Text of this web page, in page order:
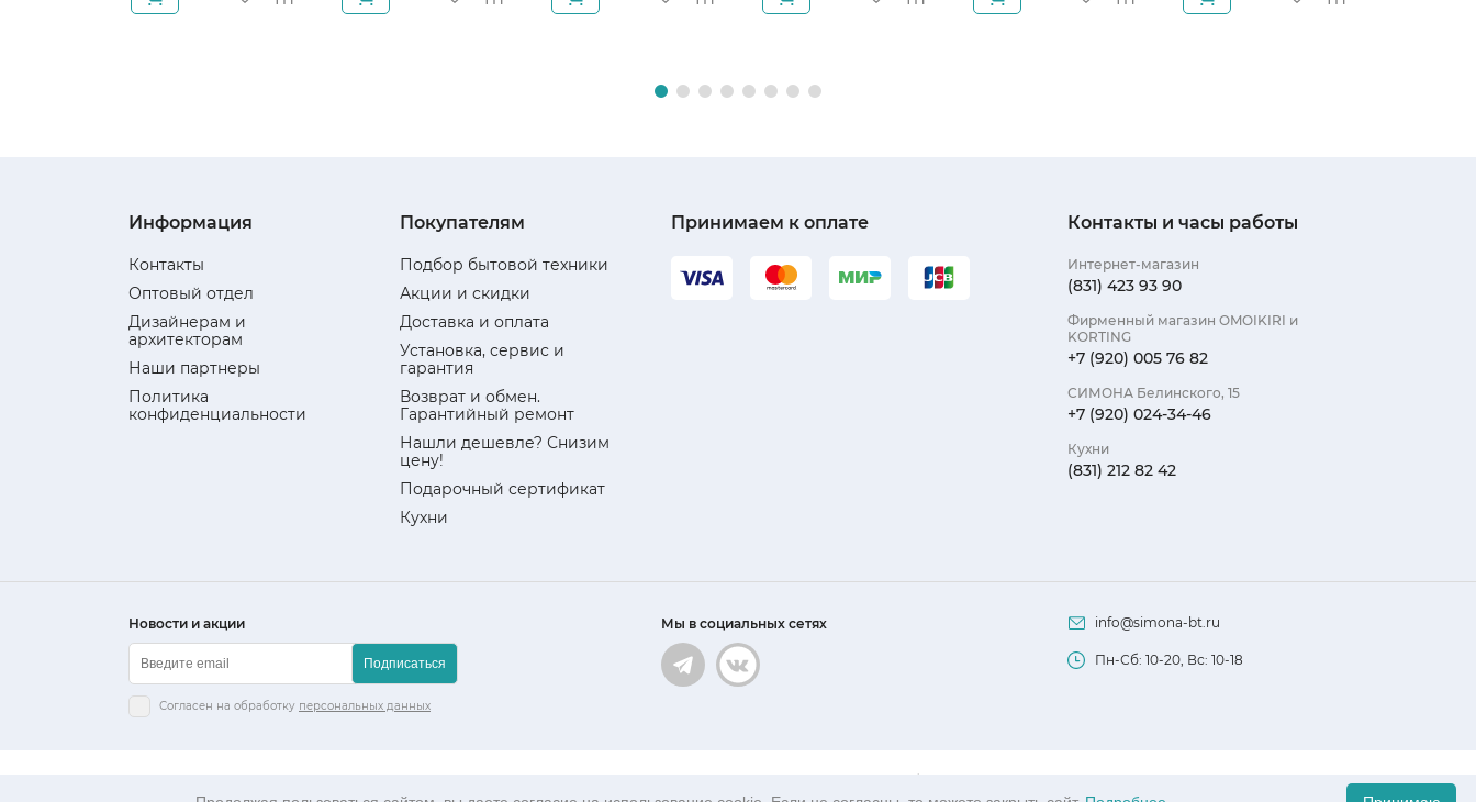
Информация
Контакты
Оптовый отдел
Дизайнерам и
архитекторам
Наши партнеры
Политика
конфиденциальности
Покупателям
Подбор бытовой техники
Акции и скидки
Доставка и оплата
Установка, сервис и
гарантия
Возврат и обмен.
Гарантийный ремонт
Нашли дешевле? Снизим
цену!
Подарочный сертификат
Кухни
Контакты и часы работы
Интернет-магазин
(831) 423 93 90
Фирменный магазин OMOIKIRI и
KORTING
+7 (920) 005 76 82
СИМОНА Белинского, 15
+7 (920) 024-34-46
Кухни
(831) 212 82 42
Принимаем к оплате
Мы в социальных сетях
Новости и акции
Подписаться
Согласен на обработку персональных данных
info@simona-bt.ru
Пн-Сб: 10-20, Вс: 10-18
Данный интернет-сайт носит исключительно информационный характер и ни при каких условиях не является публичной офертой, определяемой положениями Статьи 437
Гражданского кодекса РФ.